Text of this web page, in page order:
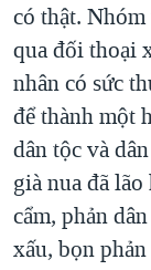
có thật.
qua đối thoại
nhân có sức
để thành một
dân tộc và
già nua đã
cẩm, phản
xấu, bọn